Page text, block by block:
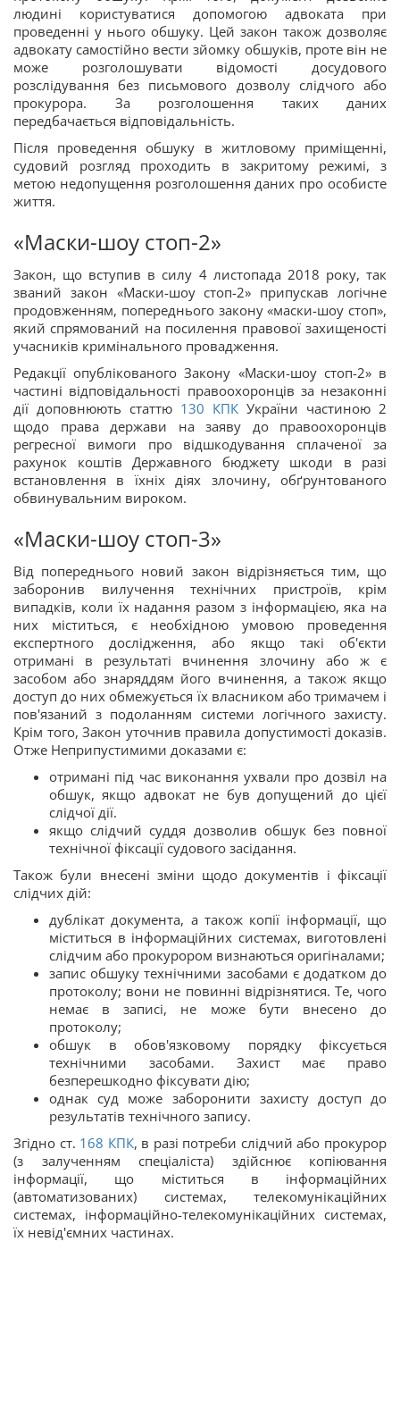
людині користуватися допомогою адвоката при
проведенні у нього обшуку. Цей закон також дозволяє
адвокату самостійно вести зйомку обшуків, проте він не
може розголошувати відомості досудового
розслідування без письмового дозволу слідчого або
прокурора. За розголошення таких даних
передбачається відповідальність.
Після проведення обшуку в житловому приміщенні,
судовий розгляд проходить в закритому режимі, з
метою недопущення розголошення даних про особисте
життя.
«Маски-шоу стоп-2»
Закон, що вступив в силу 4 листопада 2018 року, так
званий закон «Маски-шоу стоп-2» припускав логічне
продовженням, попереднього закону «маски-шоу стоп»,
який спрямований на посилення правової захищеності
учасників кримінального провадження.
Редакції опублікованого Закону «Маски-шоу стоп-2» в
частині відповідальності правоохоронців за незаконні
дії доповнюють статтю 130 КПК України частиною 2
щодо права держави на заяву до правоохоронців
регресної вимоги про відшкодування сплаченої за
рахунок коштів Державного бюджету шкоди в разі
встановлення в їхніх діях злочину, обґрунтованого
обвинувальним вироком.
«Маски-шоу стоп-3»
Від попереднього новий закон відрізняється тим, що
заборонив вилучення технічних пристроїв, крім
випадків, коли їх надання разом з інформацією, яка на
них міститься, є необхідною умовою проведення
експертного дослідження, або якщо такі об'єкти
отримані в результаті вчинення злочину або ж є
засобом або знаряддям його вчинення, а також якщо
доступ до них обмежується їх власником або тримачем і
пов'язаний з подоланням системи логічного захисту.
Крім того, Закон уточнив правила допустимості доказів.
Отже Неприпустимими доказами є:
отримані під час виконання ухвали про дозвіл на
обшук, якщо адвокат не був допущений до цієї
слідчої дії.
якщо слідчий суддя дозволив обшук без повної
технічної фіксації судового засідання.
Також були внесені зміни щодо документів і фіксації
слідчих дій:
дублікат документа, а також копії інформації, що
міститься в інформаційних системах, виготовлені
слідчим або прокурором визнаються оригіналами;
запис обшуку технічними засобами є додатком до
протоколу; вони не повинні відрізнятися. Те, чого
немає в записі, не може бути внесено до
протоколу;
обшук в обов'язковому порядку фіксується
технічними засобами. Захист має право
безперешкодно фіксувати дію;
однак суд може заборонити захисту доступ до
результатів технічного запису.
Згідно ст. 168 КПК, в разі потреби слідчий або прокурор
(з залученням спеціаліста) здійснює копіювання
інформації, що міститься в інформаційних
(автоматизованих) системах, телекомунікаційних
системах, інформаційно-телекомунікаційних системах,
їх невід'ємних частинах.